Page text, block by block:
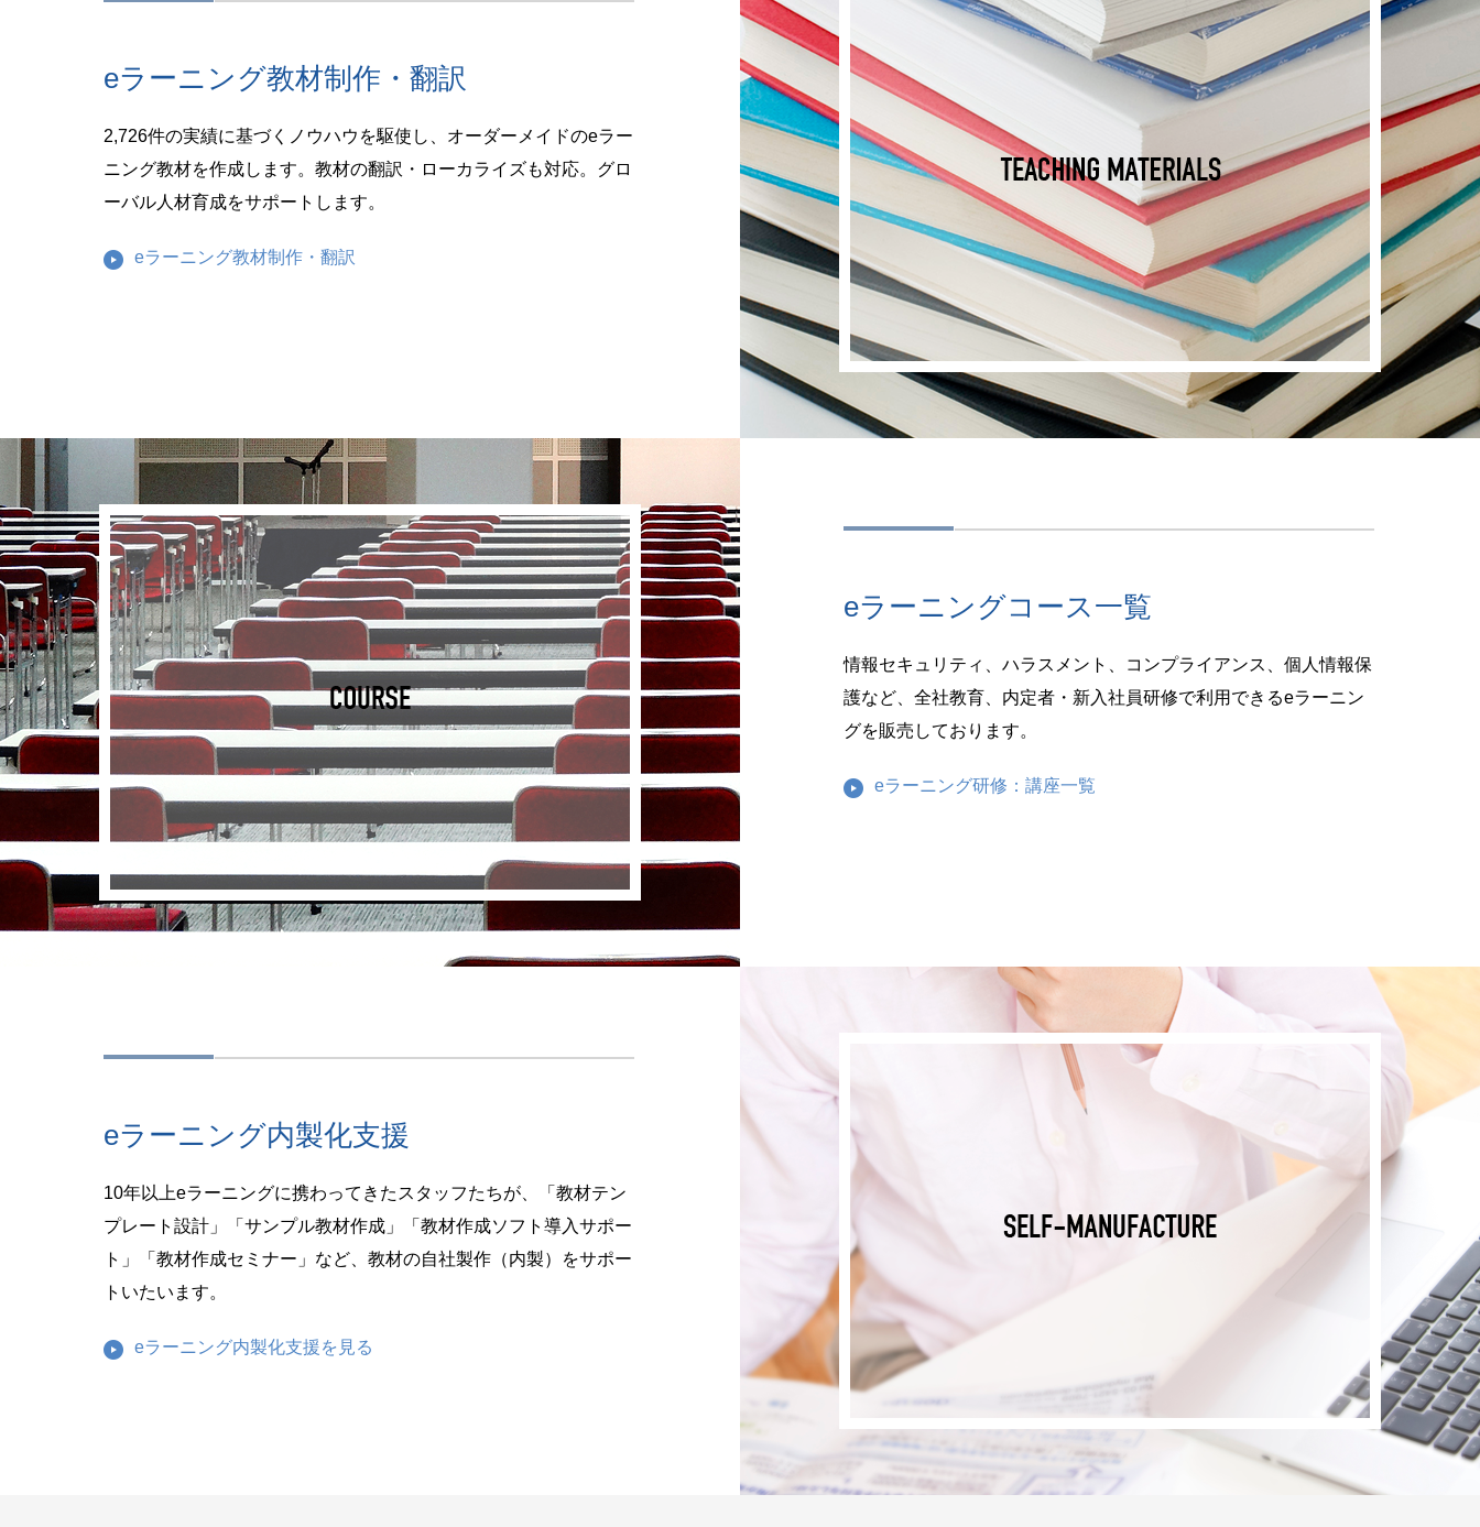
eラーニング教材制作・翻訳
2,726件の実績に基づくノウハウを駆使し、オーダーメイドのeラー
ニング教材を作成します。教材の翻訳・ローカライズも対応。グロ
ーバル人材育成をサポートします。
eラーニング教材制作・翻訳
eラーニングコース一覧
情報セキュリティ、ハラスメント、コンプライアンス、個人情報保
護など、全社教育、内定者・新入社員研修で利用できるeラーニン
グを販売しております。
eラーニング研修：講座一覧
eラーニング内製化支援
10年以上eラーニングに携わってきたスタッフたちが、「教材テン
プレート設計」「サンプル教材作成」「教材作成ソフト導入サポー
ト」「教材作成セミナー」など、教材の自社製作（内製）をサポー
トいたいます。
eラーニング内製化支援を見る